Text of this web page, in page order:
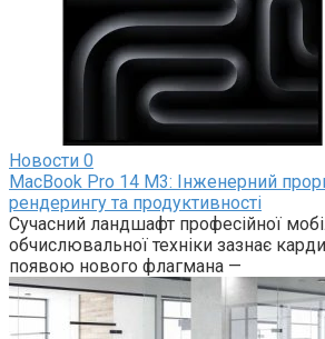
Новости 0
MacBook Pro 14 M3: Інженерний
рендерингу та продуктивності
Сучасний ландшафт професійної
обчислювальної техніки зазнає
появою нового флагмана —